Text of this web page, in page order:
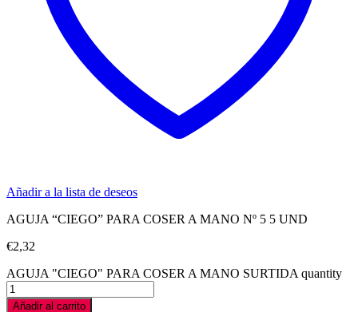
Añadir a la lista de deseos
AGUJA “CIEGO” PARA COSER A MANO Nº 5 5 UND
€2,32
AGUJA "CIEGO" PARA COSER A MANO SURTIDA quantity
Añadir al carrito